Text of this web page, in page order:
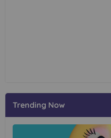
Trending Now